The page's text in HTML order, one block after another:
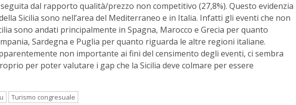
dal rapporto qualità/prezzo non competitivo (27,8%). Questo evidenzia
Sicilia sono nell’area del Mediterraneo e in Italia. Infatti gli eventi che non
sono andati principalmente in Spagna, Marocco e Grecia per quanto
Sardegna e Puglia per quanto riguarda le altre regioni italiane.
non importante ai fini del censimento degli eventi, ci sembra
per poter valutare i gap che la Sicilia deve colmare per essere
Turismo congresuale